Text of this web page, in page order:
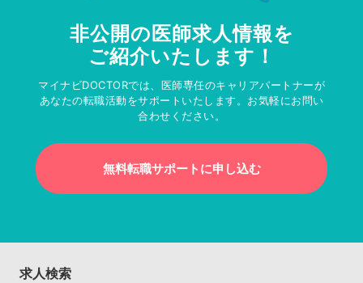
非公開の医師求人情報を
ご紹介いたします！
マイナビDOCTORでは、医師専任のキャリアパートナーが
あなたの転職活動をサポートいたします。お気軽にお問い
合わせください。
無料転職サポートに申し込む
求人検索